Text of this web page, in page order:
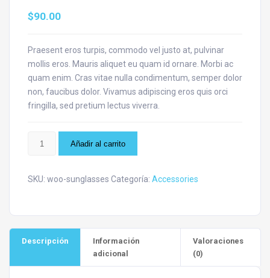
$90.00
Praesent eros turpis, commodo vel justo at, pulvinar
mollis eros. Mauris aliquet eu quam id ornare. Morbi ac
quam enim. Cras vitae nulla condimentum, semper dolor
non, faucibus dolor. Vivamus adipiscing eros quis orci
fringilla, sed pretium lectus viverra.
Añadir al carrito
SKU: woo-sunglasses Categoría: Accessories
Descripción
Información
adicional
Valoraciones
(0)